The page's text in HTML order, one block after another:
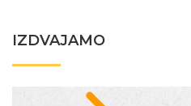
IZDVAJAMO